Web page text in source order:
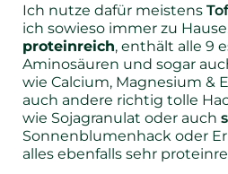
Ich nutze dafür meistens
ich sowieso immer zu
proteinreich, enthält alle 9
Aminosäuren und sogar
wie Calcium, Magnesium &
auch andere richtig tolle
wie Sojagranulat oder auch
Sonnenblumenhack oder
alles ebenfalls sehr